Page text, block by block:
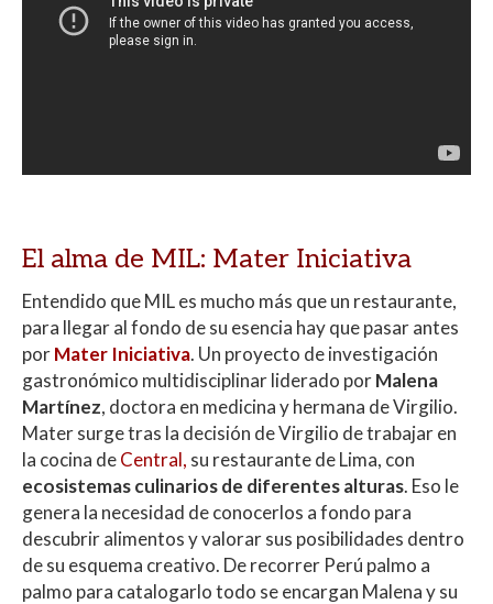
El alma de MIL: Mater Iniciativa
Entendido que MIL es mucho más que un restaurante,
para llegar al fondo de su esencia hay que pasar antes
porMater Iniciativa. Un proyecto de investigación
gastronómico multidisciplinar liderado porMalena
Martínez, doctora en medicina y hermana de Virgilio.
Mater surge tras la decisión de Virgilio de trabajar en
la cocina deCentral, su restaurante de Lima, con
ecosistemas culinarios de diferentes alturas. Eso le
genera la necesidad de conocerlos a fondo para
descubrir alimentos y valorar sus posibilidades dentro
de su esquema creativo. De recorrer Perú palmo a
palmo para catalogarlo todo se encargan Malena y su